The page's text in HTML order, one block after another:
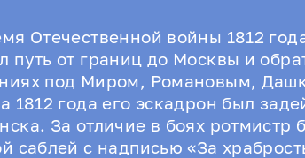
Отечественной войны 1812
путь от границ до Москвы и
под Миром, Романовым,
1812 года его эскадрон был
За отличие в боях ротмистр
саблей с надписью «За